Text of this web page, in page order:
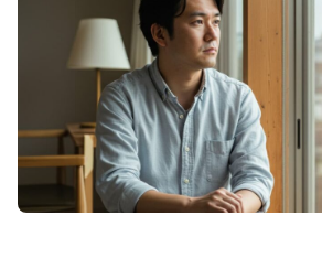
🕐 タダライト：24時間持続の週
ー